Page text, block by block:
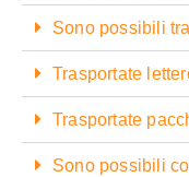
Sono possibili
Trasportate
Trasportate
Sono possibili